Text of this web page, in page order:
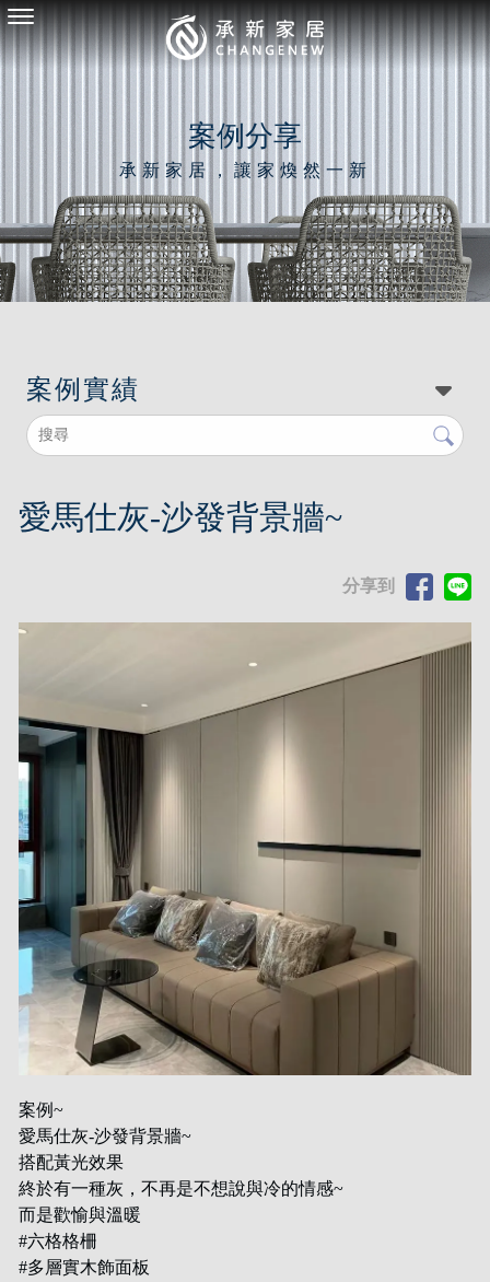
案例分享
案例實績
愛馬仕灰-沙發背景牆~
分享到
案例~
愛馬仕灰-沙發背景牆~
搭配黃光效果
終於有一種灰，不再是不想說與冷的情感~
而是歡愉與溫暖
#六格格柵
#多層實木飾面板